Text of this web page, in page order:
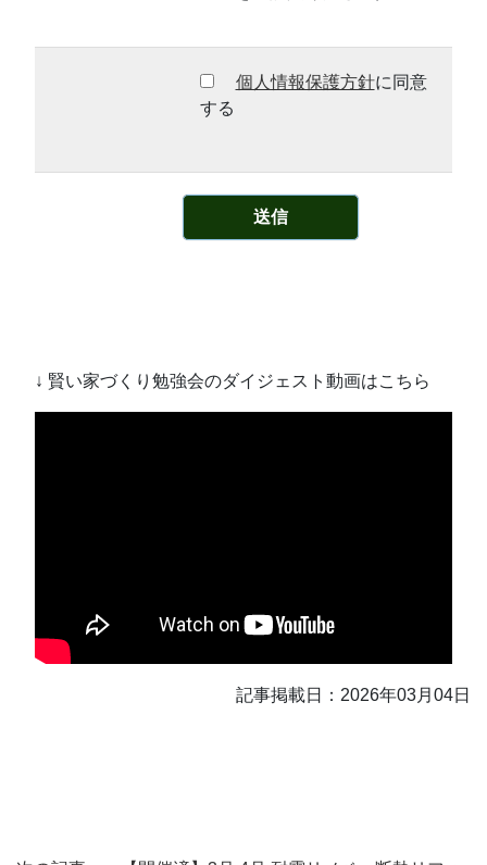
個人情報保護方針に同意
する
↓ 賢い家づくり勉強会のダイジェスト動画はこちら
記事掲載日：2026年03月04日